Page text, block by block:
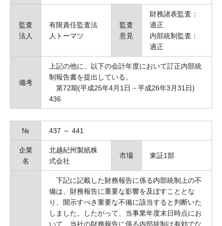
監査
法人
有限責任監査法
人トーマツ
監査
意見
財務諸表監査：
適正
内部統制監査：
適正
備考
上記の他に、以下の会計年度において訂正内部統
制報告書を提出している。
第72期(平成25年4月1日－平成26年3月31日)
436
№ 437 ～ 441
企業
名
北越紀州製紙株
式会社
市場 東証1部
下記に記載した財務報告に係る内部統制上の不
備は、財務報告に重要な影響を及ぼすこととな
り、開示すべき重要な不備に該当すると判断いた
しました。したがって、当事業年度末日時点にお
いて、当社の財務報告に係る内部統制は有効でな